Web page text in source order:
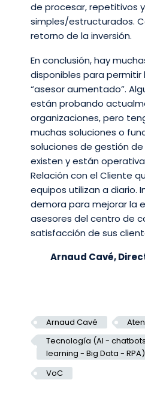
de procesar, repetitivos y
simples/estructurados.
retorno de la inversión.
En conclusión, hay
disponibles para permitir
“asesor aumentado”.
están probando
organizaciones, pero
muchas soluciones o
soluciones de gestión
existen y están
Relación con el Cliente
equipos utilizan a diario.
demora para mejorar la
asesores del centro de
satisfacción de sus
Arnaud Cavé,
Arnaud Cavé
Tecnología (AI -
learning - Big Data - RPA)
VoC